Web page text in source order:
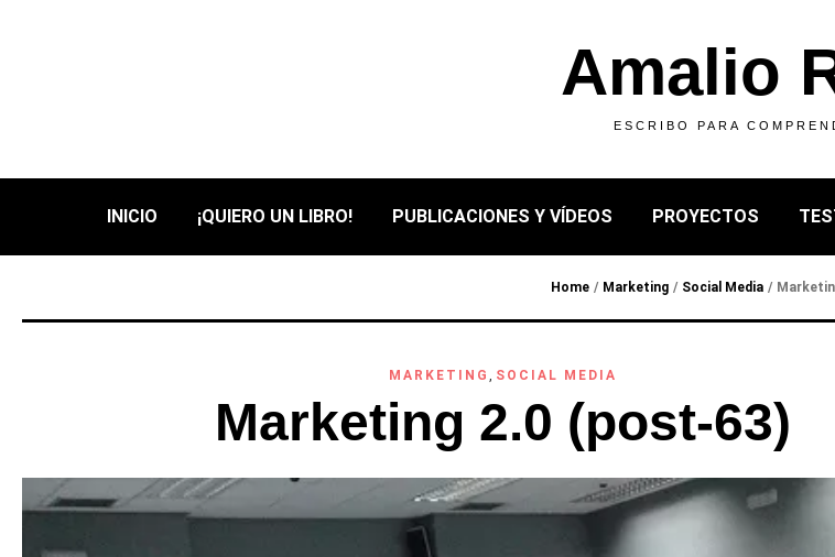
Amalio
ESCRIBO PARA
INICIO ¡QUIERO UN LIBRO! PUBLICACIONES Y VÍDEOS PROYECTOS
Home / Marketing / Social Media /
MARKETING, SOCIAL MEDIA
Marketing 2.0 (post-63)